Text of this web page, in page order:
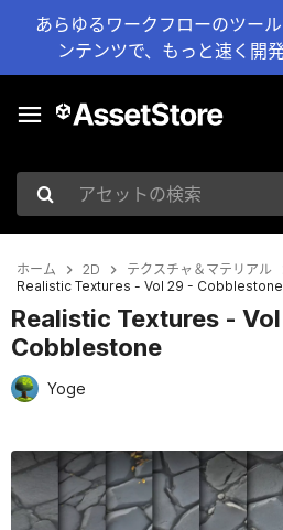
あらゆるワークフローのツー
ンテンツで、もっと速く開
アセットの検索
ホーム 2D
テクスチャ＆マテリアル
Realistic Textures - Vol 29 - Cobblestone
Realistic Textures -
Cobblestone
Yoge
現在のスライド：1 / 15